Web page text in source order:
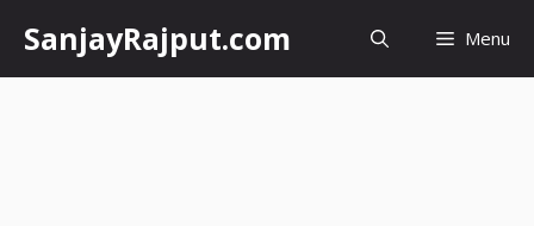
content
SanjayRajput.com Menu